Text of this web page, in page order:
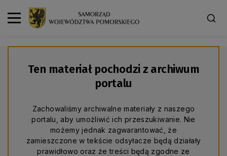
Ten materiał pochodzi z archiwum
portalu
Zachowaliśmy archiwalne materiały z naszego
portalu, aby umożliwić ich przeszukiwanie. Nie
możemy jednak zagwarantować, że
zamieszczone w tekście odsyłacze będą działały
prawidłowo oraz że treści będą zgodne ze